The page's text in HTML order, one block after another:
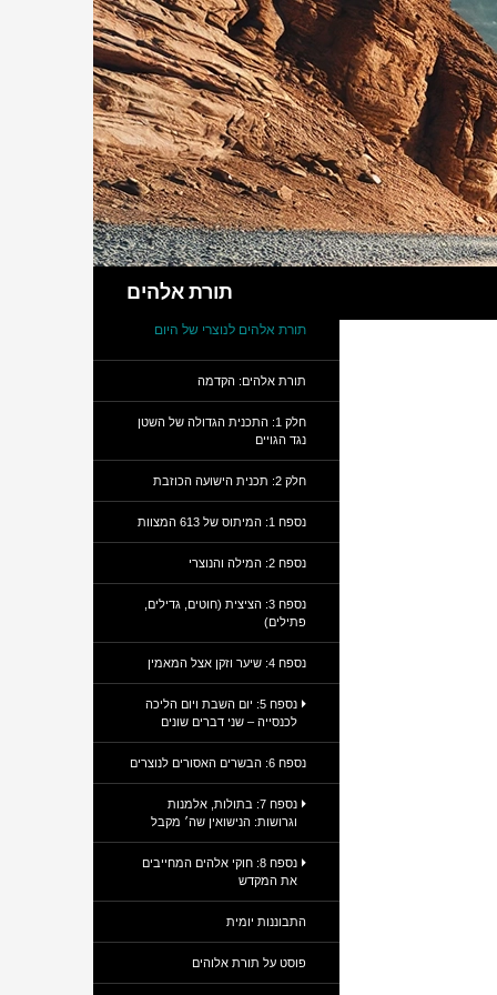
תורת אלהים
תורת אלהים לנוצרי של היום
תורת אלהים: הקדמה
חלק 1: התכנית הגדולה של השטן
נגד הגויים
חלק 2: תכנית הישועה הכוזבת
נספח 1: המיתוס של 613 המצוות
נספח 2: המילה והנוצרי
נספח 3: הציצית (חוטים, גדילים,
פתילים)
נספח 4: שיער וזקן אצל המאמין
נספח 5: יום השבת ויום הליכה
לכנסייה – שני דברים שונים
נספח 6: הבשרים האסורים לנוצרים
נספח 7: בתולות, אלמנות
וגרושות: הנישואין שה׳ מקבל
נספח 8: חוקי אלהים המחייבים
את המקדש
התבוננות יומית
פוסט על תורת אלוהים